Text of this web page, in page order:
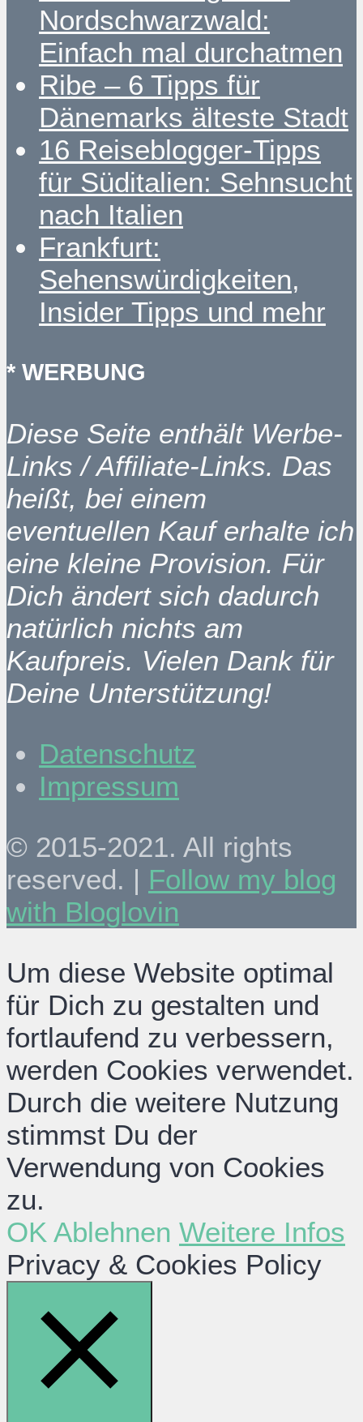
Nordschwarzwald:
Einfach mal durchatmen
Ribe – 6 Tipps für
Dänemarks älteste Stadt
16 Reiseblogger-Tipps
für Süditalien: Sehnsucht
nach Italien
Frankfurt:
Sehenswürdigkeiten,
Insider Tipps und mehr
* WERBUNG
Diese Seite enthält Werbe-
Links / Affiliate-Links. Das
heißt, bei einem
eventuellen Kauf erhalte ich
eine kleine Provision. Für
Dich ändert sich dadurch
natürlich nichts am
Kaufpreis. Vielen Dank für
Deine Unterstützung!
Datenschutz
Impressum
© 2015-2021. All rights
reserved. | Follow my blog
with Bloglovin
Um diese Website optimal
für Dich zu gestalten und
fortlaufend zu verbessern,
werden Cookies verwendet.
Durch die weitere Nutzung
stimmst Du der
Verwendung von Cookies
zu.
OK Ablehnen Weitere Infos
Privacy & Cookies Policy